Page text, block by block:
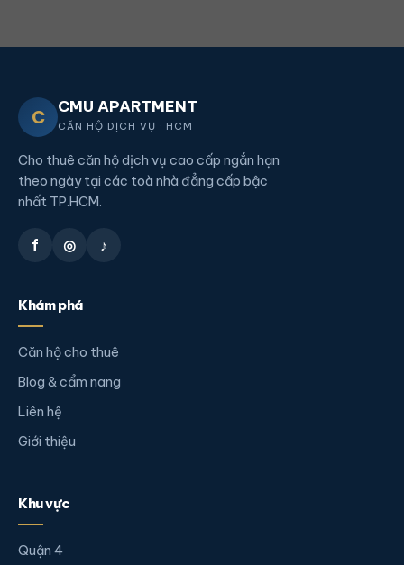
C CMU APARTMENT
CĂN HỘ DỊCH VỤ · HCM
Cho thuê căn hộ dịch vụ cao cấp ngắn hạn
theo ngày tại các toà nhà đẳng cấp bậc
nhất TP.HCM.
f ◎ ♪
Khám phá
Căn hộ cho thuê
Blog & cẩm nang
Liên hệ
Giới thiệu
Khu vực
Quận 4